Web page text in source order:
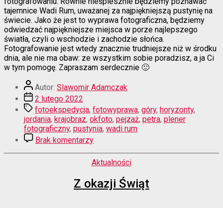
tajemnice Wadi Rum, uważanej za najpiękniejszą pustynię na
świecie. Jako że jest to wyprawa fotograficzna, będziemy
odwiedzać najpiękniejsze miejsca w porze najlepszego
światła, czyli o wschodzie i zachodzie słońca.
Fotografowanie jest wtedy znacznie trudniejsze niż w środku
dnia, ale nie ma obaw: ze wszystkim sobie poradzisz, a ja Ci
w tym pomogę. Zapraszam serdecznie 🙂
Autor
wpisu
Autor: Slawomir Adamczak
Data
wpisu
2 lutego 2022
Tagifotoekspedycja, fotowyprawa, góry, horyzonty,
jordania, krajobraz, okfoto, pejzaż, petra, plener
fotograficzny, pustynia, wadi rum
Brak komentarzydo
Wiosna
w
JordaniiKategorie
Aktualności
Z okazji Świąt